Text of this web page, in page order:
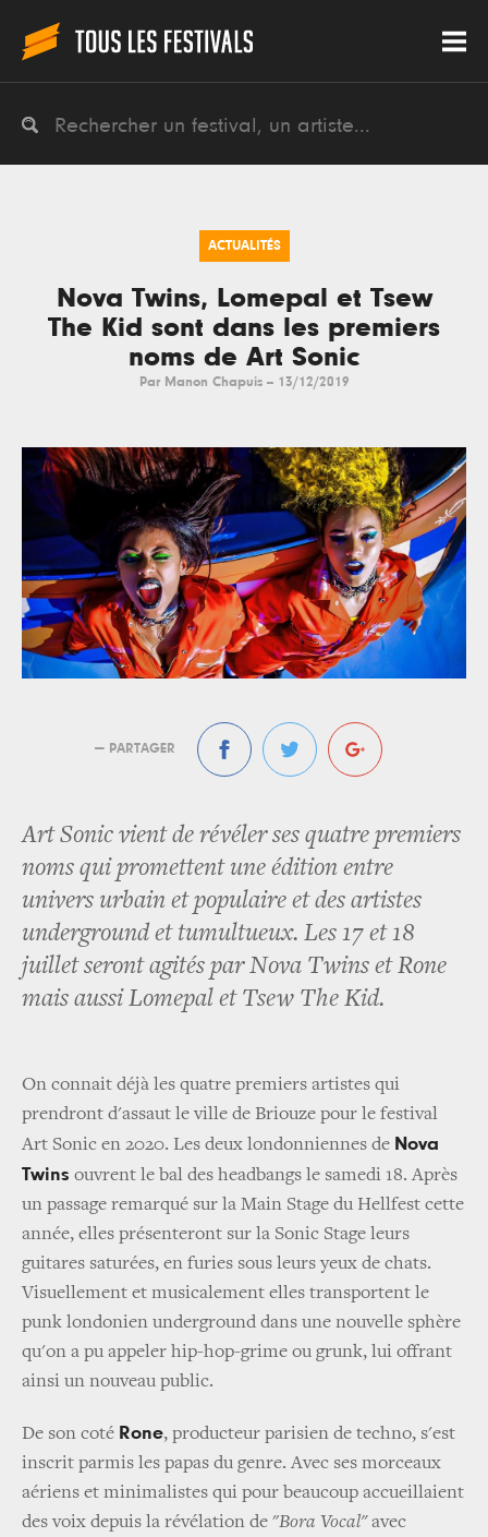
ACTUALITÉS
Nova Twins, Lomepal et Tsew
The Kid sont dans les premiers
noms de Art Sonic
Par Manon Chapuis -- 13/12/2019
— PARTAGER
Art Sonic vient de révéler ses quatre premiers
noms qui promettent une édition entre
univers urbain et populaire et des artistes
underground et tumultueux. Les 17 et 18
juillet seront agités par Nova Twins et Rone
mais aussi Lomepal et Tsew The Kid.
On connait déjà les quatre premiers artistes qui
prendront d'assaut le ville de Briouze pour le festival
Art Sonic en 2020. Les deux londonniennes de Nova
Twins ouvrent le bal des headbangs le samedi 18. Après
un passage remarqué sur la Main Stage du Hellfest cette
année, elles présenteront sur la Sonic Stage leurs
guitares saturées, en furies sous leurs yeux de chats.
Visuellement et musicalement elles transportent le
punk londonien underground dans une nouvelle sphère
qu'on a pu appeler hip-hop-grime ou grunk, lui offrant
ainsi un nouveau public.
De son coté Rone, producteur parisien de techno, s'est
inscrit parmis les papas du genre. Avec ses morceaux
aériens et minimalistes qui pour beaucoup accueillaient
des voix depuis la révélation de "Bora Vocal"avec